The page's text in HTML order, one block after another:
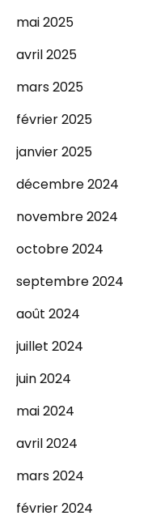
mai 2025
avril 2025
mars 2025
février 2025
janvier 2025
décembre 2024
novembre 2024
octobre 2024
septembre 2024
août 2024
juillet 2024
juin 2024
mai 2024
avril 2024
mars 2024
février 2024